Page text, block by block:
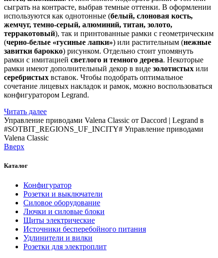
сыграть на контрасте, выбрав темные оттенки. В оформлении
используются как однотонные (белый, слоновая кость,
жемчуг, темно-серый, алюминий, титан, золото,
терракотовый), так и принтованные рамки с геометрическим
(черно-белые «гусиные лапки») или растительным (нежные
завитки барокко) рисунком. Отдельно стоит упомянуть
рамки с имитацией светлого и темного дерева. Некоторые
рамки имеют дополнительный декор в виде золотистых или
серебристых вставок. Чтобы подобрать оптимальное
сочетание лицевых накладок и рамок, можно воспользоваться
конфигуратором Legrand.
Читать далее
Управление приводами Valena Classic от Daccord | Legrand в
#SOTBIT_REGIONS_UF_INCITY# Управление приводами
Valena Classic
Вверх
Каталог
Конфигуратор
Розетки и выключатели
Силовое оборудование
Лючки и силовые блоки
Щиты электрические
Источники бесперебойного питания
Удлинители и вилки
Розетки для электроплит